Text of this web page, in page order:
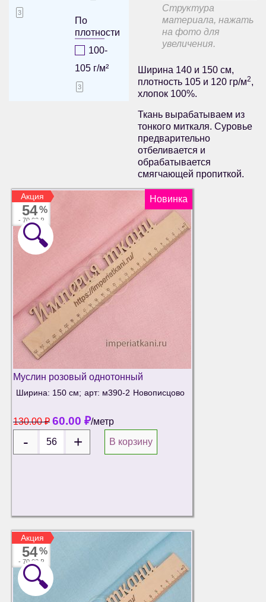
3
По
плотности
100-
105 г/м²
3
Структура
материала, нажать
на фото для
увеличения.
Ширина 140 и 150 см,
плотность 105 и 120 гр/м2,
хлопок 100%.
Ткань вырабатываем из
тонкого миткаля. Суровье
предварительно
отбеливается и
обрабатывается
смягчающей пропиткой.
Акция
54%
- 70.00 ₽
Акция
🔍
Новинка
Муслин розовый однотонный
Ширина: 150 см; арт: м390-2 Новописцово
130.00₽ 60.00 ₽/метр
В корзину
Акция
54%
- 70.00 ₽
Акция
🔍